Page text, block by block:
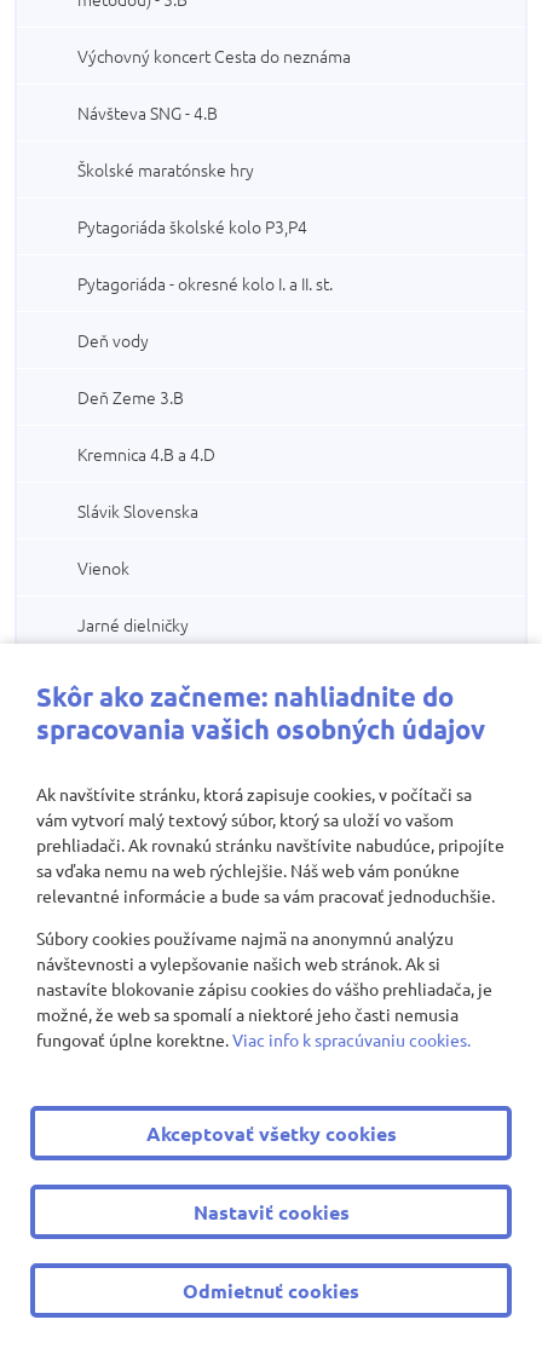
Výchovný koncert Cesta do neznáma
Návšteva SNG - 4.B
Školské maratónske hry
Pytagoriáda školské kolo P3,P4
Pytagoriáda - okresné kolo I. a II. st.
Deň vody
Deň Zeme 3.B
Kremnica 4.B a 4.D
Slávik Slovenska
Vienok
Jarné dielničky
Keby more vedelo rozprávať čo more vyplavilo
Lexikón rozprávkových vodných bytostí
MDŽ záložky
Motýlia farma
Slávkov
Spriadanie ľanu
Vítanie jari - výzdoba
Nevadza Days 2024 - anglické divadlo
Nevadza Days 2024 - Anglické divadlo - predstavenie
Deň Zeme v SHMÚ 4.D
Skôr ako začneme: nahliadnite do
spracovania vašich osobných údajov
Ak navštívite stránku, ktorá zapisuje cookies, v počítači sa
vám vytvorí malý textový súbor, ktorý sa uloží vo vašom
prehliadači. Ak rovnakú stránku navštívite nabudúce, pripojíte
sa vďaka nemu na web rýchlejšie. Náš web vám ponúkne
relevantné informácie a bude sa vám pracovať jednoduchšie.
Súbory cookies používame najmä na anonymnú analýzu
návštevnosti a vylepšovanie našich web stránok. Ak si
nastavíte blokovanie zápisu cookies do vášho prehliadača, je
možné, že web sa spomalí a niektoré jeho časti nemusia
fungovať úplne korektne.Viac info k spracúvaniu cookies.
Akceptovať všetky cookies
Nastaviť cookies
Odmietnuť cookies